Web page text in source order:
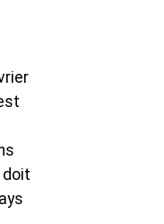
doit